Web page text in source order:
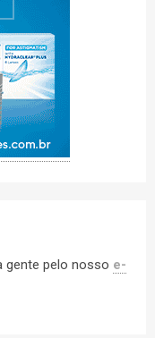
gente pelo nosso e-